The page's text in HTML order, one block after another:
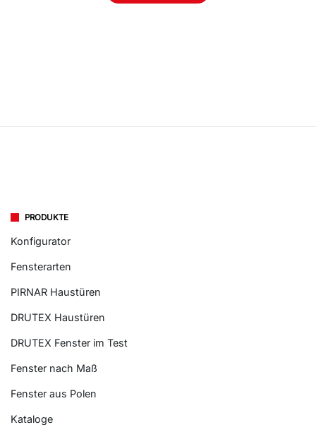
PRODUKTE
Konfigurator
Fensterarten
PIRNAR Haustüren
DRUTEX Haustüren
DRUTEX Fenster im Test
Fenster nach Maß
Fenster aus Polen
Kataloge